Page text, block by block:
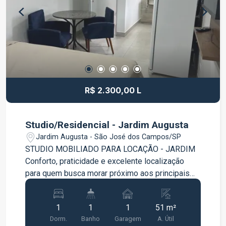
dormitórios, sendo 1 suíte; Escritório que pode
ser utilizado como quarto; Sala ampla; Cozinha
espaçosa com móveis; Área gourmet com
churrasqueira; Ambientes amplos e bem
R$ 2.300,00 L
Studio/Residencial - Jardim Augusta
Jardim Augusta - São José dos Campos/SP
STUDIO MOBILIADO PARA LOCAÇÃO - JARDIM
Conforto, praticidade e excelente localização
para quem busca morar próximo aos principais
polos empresariais, tecnológicos e educacionais
da cidade. Totalmente mobiliado e pronto para
morar, este imóvel oferece um ambiente
acolhedor e funcional, ideal para profissionais,
1
Dorm.
1
Banho
1
Garagem
51 m²
A. Útil